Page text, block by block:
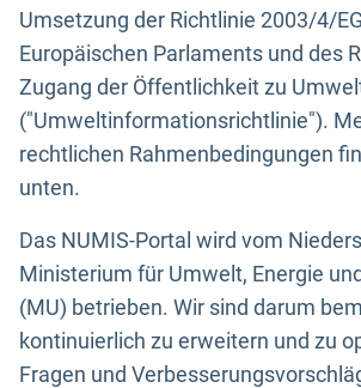
Umsetzung der Richtlinie 2003/4/
Europäischen Parlaments und des
Zugang der Öffentlichkeit zu
("Umweltinformationsrichtlinie").
rechtlichen Rahmenbedingungen
unten.
Das NUMIS-Portal wird vom
Ministerium für Umwelt, Energie
(MU) betrieben. Wir sind darum
kontinuierlich zu erweitern und zu
Fragen und